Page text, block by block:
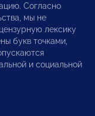
Согласно
мы не
лексику
букв точками,
и социальной